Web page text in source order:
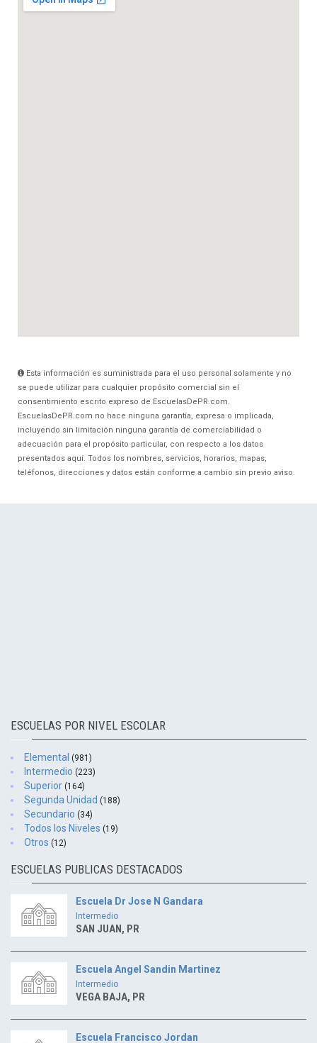
Esta información es suministrada para el uso personal solamente y no
se puede utilizar para cualquier propósito comercial sin el
consentimiento escrito expreso de EscuelasDePR.com.
EscuelasDePR.com no hace ninguna garantía, expresa o implicada,
incluyendo sin limitación ninguna garantía de comerciabilidad o
adecuación para el propósito particular, con respecto a los datos
presentados aquí. Todos los nombres, servicios, horarios, mapas,
teléfonos, direcciones y datos están conforme a cambio sin previo aviso.
ESCUELAS POR NIVEL ESCOLAR
Elemental (981)
Intermedio (223)
Superior (164)
Segunda Unidad (188)
Secundario (34)
Todos los Niveles (19)
Otros (12)
ESCUELAS PUBLICAS DESTACADOS
Escuela Dr Jose N Gandara
Intermedio
SAN JUAN, PR
Escuela Angel Sandin Martinez
Intermedio
VEGA BAJA, PR
Escuela Francisco Jordan